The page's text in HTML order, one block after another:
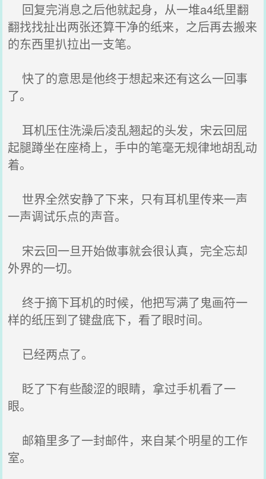
回复完消息之后他就起身，从一堆a4纸里翻
翻找找扯出两张还算干净的纸来，之后再去搬来
的东西里扒拉出一支笔。
快了的意思是他终于想起来还有这么一回事
了。
耳机压住洗澡后凌乱翘起的头发，宋云回屈
起腿蹲坐在座椅上，手中的笔毫无规律地胡乱动
着。
世界全然安静了下来，只有耳机里传来一声
一声调试乐点的声音。
宋云回一旦开始做事就会很认真，完全忘却
外界的一切。
终于摘下耳机的时候，他把写满了鬼画符一
样的纸压到了键盘底下，看了眼时间。
已经两点了。
眨了下有些酸涩的眼睛，拿过手机看了一
眼。
邮箱里多了一封邮件，来自某个明星的工作
室。